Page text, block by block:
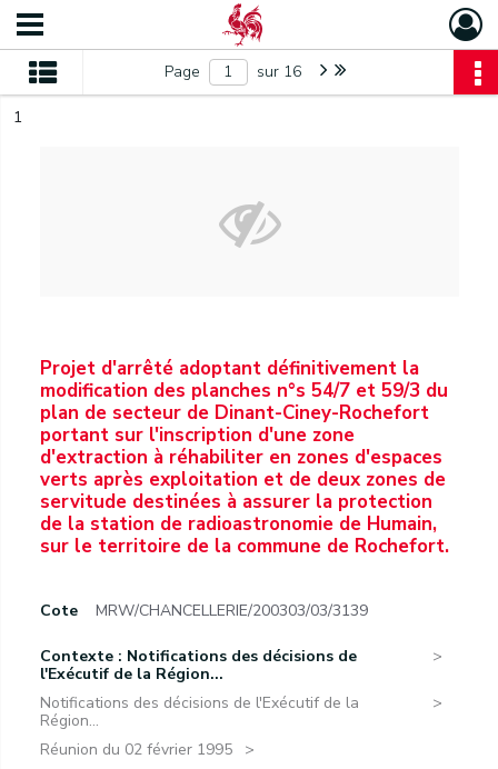
Page sur 16
1
Projet d'arrêté adoptant définitivement la
modification des planches n°s 54/7 et 59/3 du
plan de secteur de Dinant-Ciney-Rochefort
portant sur l'inscription d'une zone
d'extraction à réhabiliter en zones d'espaces
verts après exploitation et de deux zones de
servitude destinées à assurer la protection
de la station de radioastronomie de Humain,
sur le territoire de la commune de Rochefort.
Cote MRW/CHANCELLERIE/200303/03/3139
Contexte : Notifications des décisions de
l'Exécutif de la Région...
Notifications des décisions de l'Exécutif de la
Région...
Réunion du 02 février 1995